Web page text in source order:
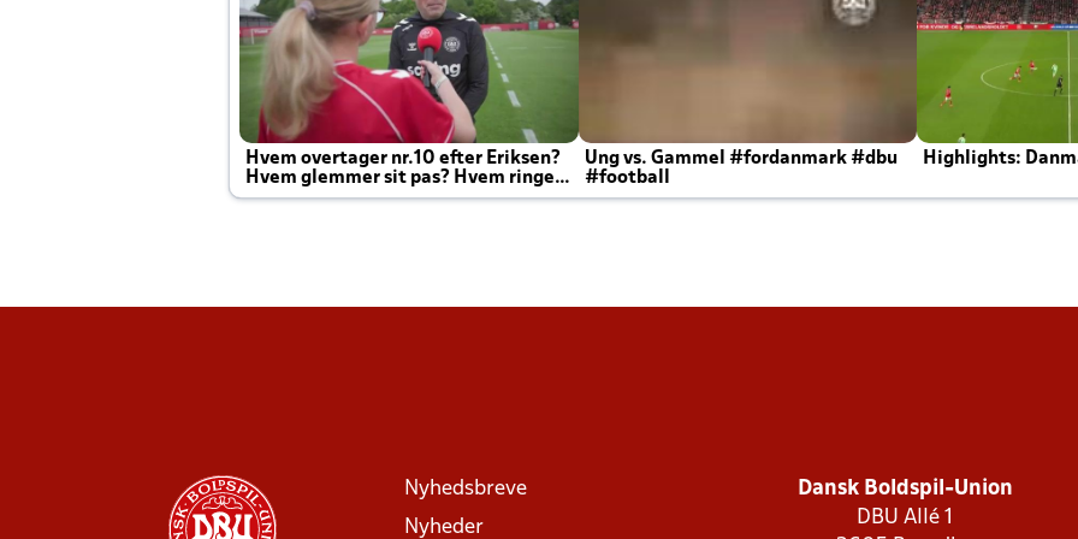
Hvem overtager nr.10 efter Eriksen?
Hvem glemmer sit pas? Hvem ringer
Joachim altid til efter kampe?
Ung vs. Gammel #fordanmark #dbu
#football
Highlights:
Nyhedsbreve
Nyheder
Dansk Boldspil-Union
DBU Allé 1